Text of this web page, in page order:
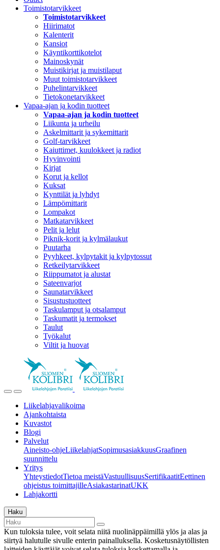
Toimistotarvikkeet
Toimistotarvikkeet
Hiirimatot
Kalenterit
Kansiot
Käyntikorttikotelot
Mainoskynät
Muistikirjat ja muistilaput
Muut toimistotarvikkeet
Puhelintarvikkeet
Tietokonetarvikkeet
Vapaa-ajan ja kodin tuotteet
Vapaa-ajan ja kodin tuotteet
Liikunta ja urheilu
Askelmittarit ja sykemittarit
Golf-tarvikkeet
Kaiuttimet, kuulokkeet ja radiot
Hyvinvointi
Kirjat
Korut ja kellot
Kuksat
Kynttilät ja lyhdyt
Lämpömittarit
Lompakot
Matkatarvikkeet
Pelit ja lelut
Piknik-korit ja kylmälaukut
Puutarha
Pyyhkeet, kylpytakit ja kylpytossut
Retkeilytarvikkeet
Riippumatot ja alustat
Sateenvarjot
Saunatarvikkeet
Sisustustuotteet
Taskulamput ja otsalamput
Taskumatit ja termokset
Taulut
Työkalut
Viltit ja huovat
Liikelahjavalikoima
Ajankohtaista
Kuvastot
Blogi
Palvelut
Aineisto-ohjeLiikelahjatSopimusasiakkuusGraafinen
suunnittelu
Yritys
YhteystiedotTietoa meistäVastuullisuusSertifikaatitEettinen
ohjeistus toimittajilleAsiakastarinatUKK
Lahjakortti
Haku
Kun tuloksia tulee, voit selata niitä nuolinäppäimillä ylös ja alas ja
siirtyä halutulle sivulle enterin painalluksella. Kosketusnäytöllisten